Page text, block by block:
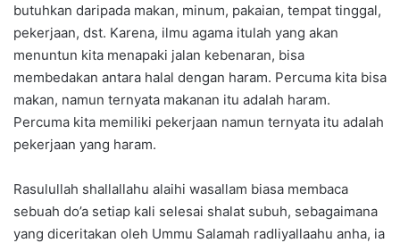
butuhkan daripada makan, minum, pakaian, tempat tinggal,
pekerjaan, dst. Karena, ilmu agama itulah yang akan
menuntun kita menapaki jalan kebenaran, bisa
membedakan antara halal dengan haram. Percuma kita bisa
makan, namun ternyata makanan itu adalah haram.
Percuma kita memiliki pekerjaan namun ternyata itu adalah
pekerjaan yang haram.
Rasulullah shallallahu alaihi wasallam biasa membaca
sebuah do’a setiap kali selesai shalat subuh, sebagaimana
yang diceritakan oleh Ummu Salamah radliyallaahu anha, ia